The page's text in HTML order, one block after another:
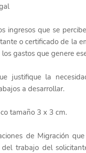
ingresos que se
o certificado de la
gastos que genere
justifique la
a desarrollar.
tamaño 3 x 3 cm.
de Migración
trabajo del